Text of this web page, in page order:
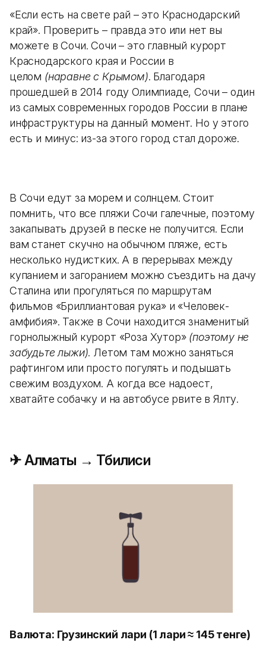
«Если есть на свете рай – это Краснодарский
край». Проверить – правда это или нет вы
можете в Сочи. Сочи – это главный курорт
Краснодарского края и России в
целом (наравне с Крымом). Благодаря
прошедшей в 2014 году Олимпиаде, Сочи – один
из самых современных городов России в плане
инфраструктуры на данный момент. Но у этого
есть и минус: из-за этого город стал дороже.
В Сочи едут за морем и солнцем. Стоит
помнить, что все пляжи Сочи галечные, поэтому
закапывать друзей в песке не получится. Если
вам станет скучно на обычном пляже, есть
несколько нудистких. А в перерывах между
купанием и загоранием можно съездить на дачу
Сталина или прогуляться по маршрутам
фильмов «Бриллиантовая рука» и «Человек-
амфибия». Также в Сочи находится знаменитый
горнолыжный курорт «Роза Хутор» (поэтому не
забудьте лыжи). Летом там можно заняться
рафтингом или просто погулять и подышать
свежим воздухом. А когда все надоест,
хватайте собачку и на автобусе рвите в Ялту.
✈ Алматы → Тбилиси
Валюта: Грузинский лари (1 лари ≈ 145 тенге)